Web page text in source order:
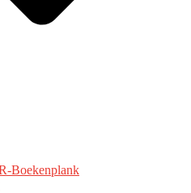
Boekenplank